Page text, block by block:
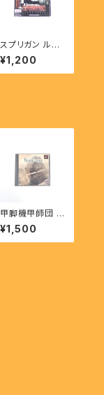
スプリガン ルナ
ヴァース - SPRI
GGAN LUNAR
VERSE 【PS】
¥1,200
甲脚機甲師団 バ
イン・パンツァー
- Koukyakuki
koushidan Bei
¥1,500